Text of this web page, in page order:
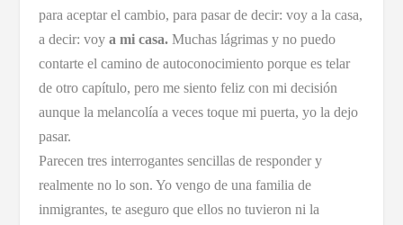
para aceptar el cambio, para pasar de decir: voy a la casa,
a decir: voy a mi casa.Muchas lágrimas y no puedo
contarte el camino de autoconocimiento porque es telar
de otro capítulo, pero me siento feliz con mi decisión
aunque la melancolía a veces toque mi puerta, yo la dejo
pasar.
Parecen tres interrogantes sencillas de responder y
realmente no lo son. Yo vengo de una familia de
inmigrantes, te aseguro que ellos no tuvieron ni la